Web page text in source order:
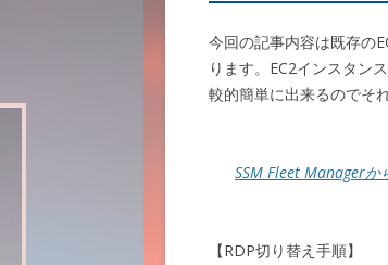
今回の記事内容は既存の
ります。EC2インスタン
較的簡単に出来るのでそ
SSM Fleet Managerか
【RDP切り替え手順】